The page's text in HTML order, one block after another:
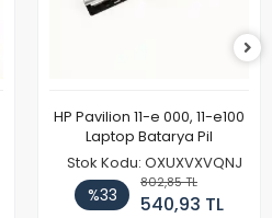
HP Pavilion 11-e 000, 11-e100
Laptop Batarya Pil
Stok Kodu: OXUXVXVQNJ
%33
802,85 TL
540,93 TL